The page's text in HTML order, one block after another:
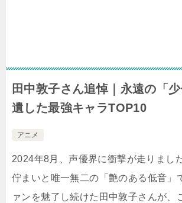
田中敦子さん追悼｜永遠の「
遺した最強キャラTOP10
アニメ
2024年8月、声優界に衝撃が走りまし
佇まいと唯一無二の「艶のある低音」
ァンを魅了し続けた田中敦子さんが、